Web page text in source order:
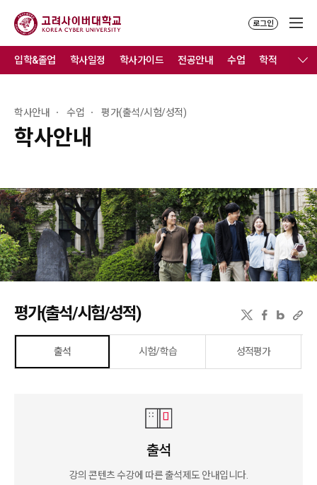
로그인
학사안내
학사안내 수업 평가(출석/시험/성적)
입학&졸업 학사일정 학사가이드 전공안내 수업 학적 졸업
평가(출석/시험/성적)
출석 시험/학습 성적평가
출석
강의 콘텐츠 수강에 따른 출석제도 안내입니다.